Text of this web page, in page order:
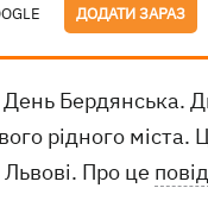
ДОДАТИ ЗАРАЗ
Бердянська.
рідного міста.
Про це